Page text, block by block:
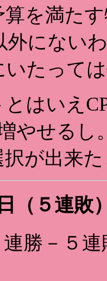
を満た
外にない
いたって
はいえ
やせるし
が出来
（５連敗
勝－５連